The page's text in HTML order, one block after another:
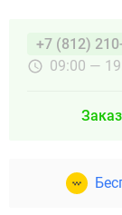
+7 (812)
09:00 —